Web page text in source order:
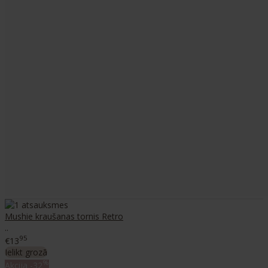
Mushie kraušanas tornis Retro
..
€1395
Ielikt grozā